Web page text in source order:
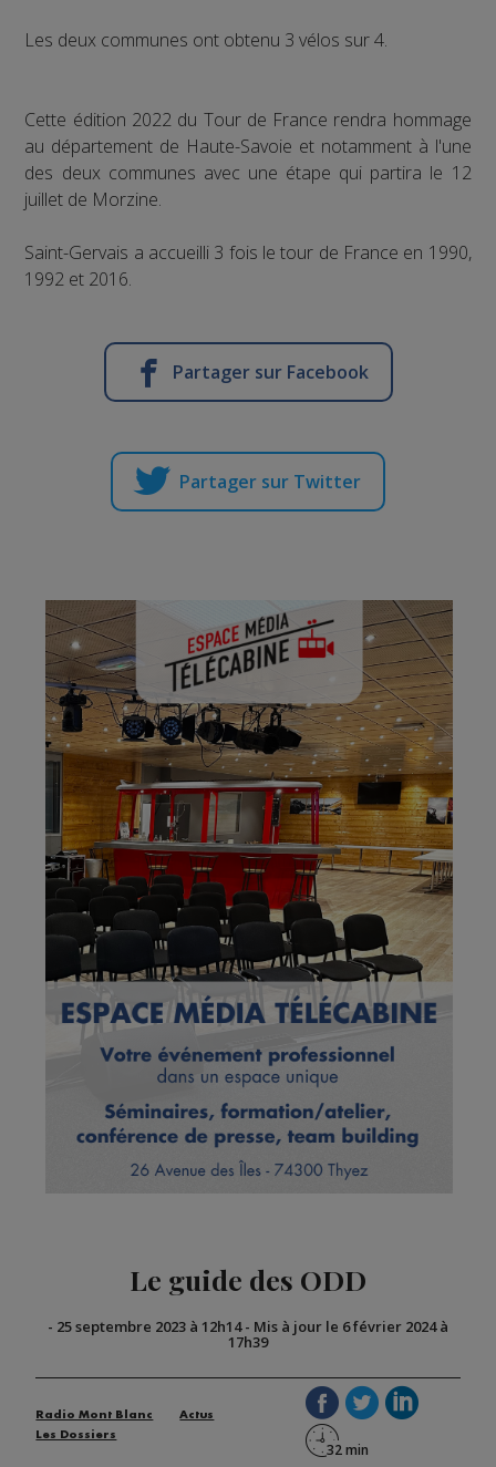
Les deux communes ont obtenu 3 vélos sur 4.
Cette édition 2022 du Tour de France rendra hommage
au département de Haute-Savoie et notamment à l'une
des deux communes avec une étape qui partira le 12
juillet de Morzine.
Saint-Gervais a accueilli 3 fois le tour de France en 1990,
1992 et 2016.
Partager sur Facebook
Partager sur Twitter
Le guide des ODD
- 25 septembre 2023 à 12h14- Mis à jour le 6 février 2024 à
17h39
Radio Mont Blanc
Actus
Les Dossiers